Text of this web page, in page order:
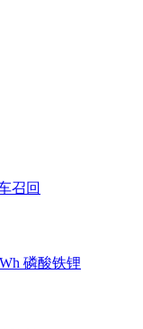
召回
磷酸铁锂